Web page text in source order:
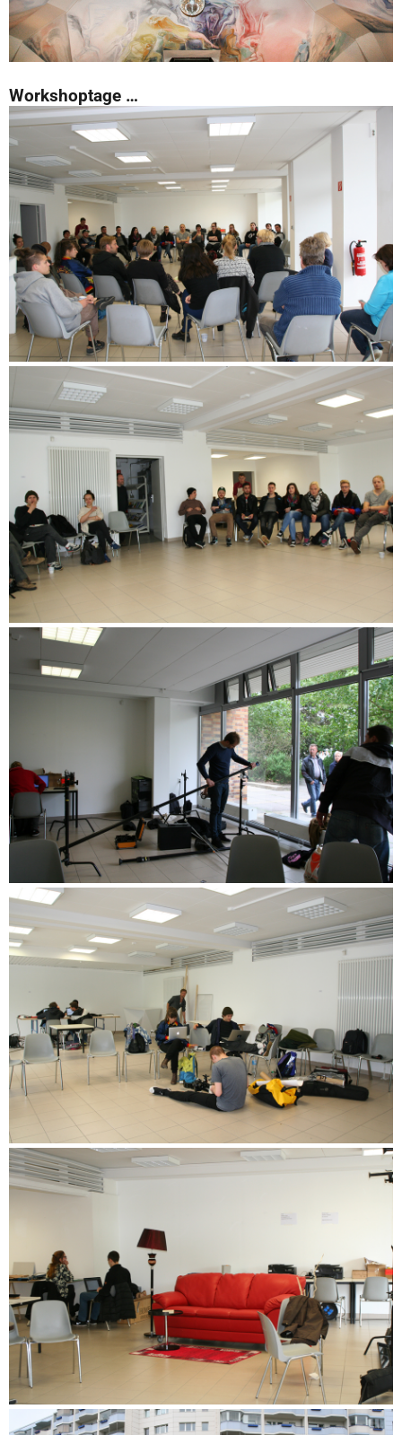
Workshoptage …